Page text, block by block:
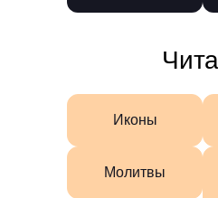
Иконы
Молитвы